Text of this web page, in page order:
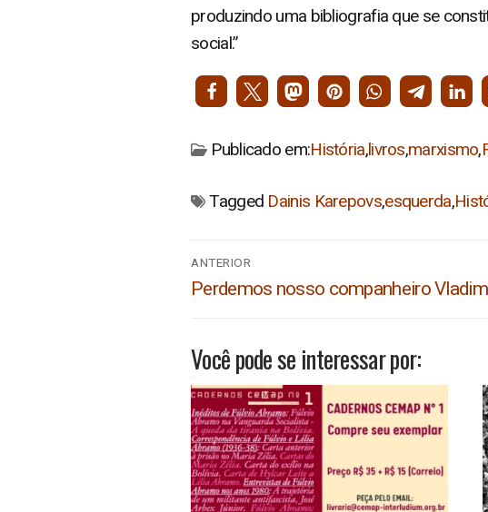
produzindo uma bibliografia que se
social.”
Publicado em:História,livros,marxismo,
Tagged Dainis Karepovs,esquerda,
Navegação
de
ANTERIOR
Post
Perdemos nosso companheiro
Você pode se interessar por: